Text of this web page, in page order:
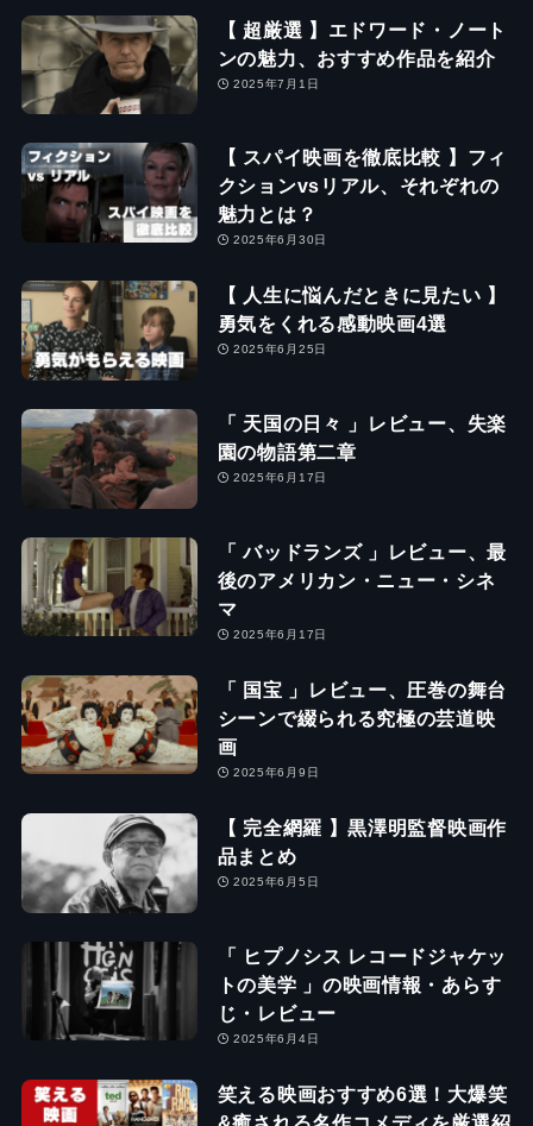
【 超厳選 】エドワード・ノート
ンの魅力、おすすめ作品を紹介
2025年7月1日
【 スパイ映画を徹底比較 】フィ
クションvsリアル、それぞれの
魅力とは？
2025年6月30日
【 人生に悩んだときに見たい 】
勇気をくれる感動映画4選
2025年6月25日
「 天国の日々 」レビュー、失楽
園の物語第二章
2025年6月17日
「 バッドランズ 」レビュー、最
後のアメリカン・ニュー・シネ
マ
2025年6月17日
「 国宝 」レビュー、圧巻の舞台
シーンで綴られる究極の芸道映
画
2025年6月9日
【 完全網羅 】黒澤明監督映画作
品まとめ
2025年6月5日
「 ヒプノシス レコードジャケッ
トの美学 」の映画情報・あらす
じ・レビュー
2025年6月4日
笑える映画おすすめ6選！大爆笑